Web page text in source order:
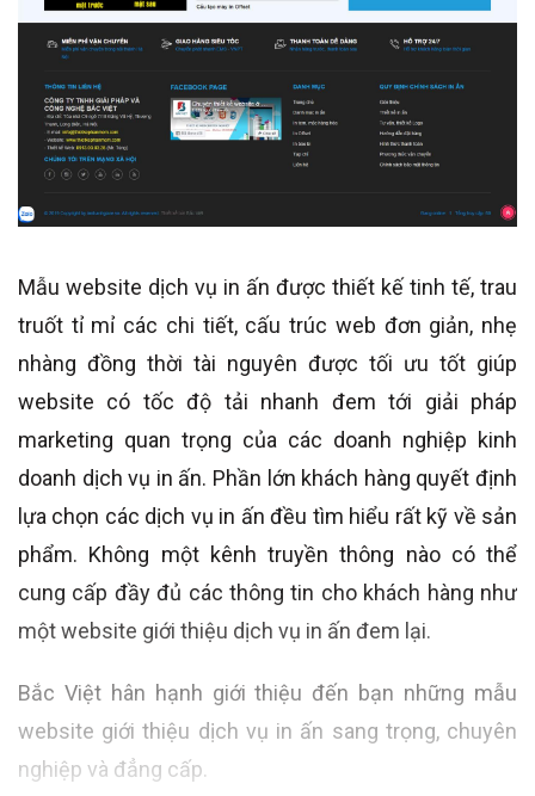
Mẫu website dịch vụ in ấn được thiết kế tinh tế, trau
truốt tỉ mỉ các chi tiết, cấu trúc web đơn giản, nhẹ
nhàng đồng thời tài nguyên được tối ưu tốt giúp
website có tốc độ tải nhanh đem tới giải pháp
marketing quan trọng của các doanh nghiệp kinh
doanh dịch vụ in ấn. Phần lớn khách hàng quyết định
lựa chọn các dịch vụ in ấn đều tìm hiểu rất kỹ về sản
phẩm. Không một kênh truyền thông nào có thể
cung cấp đầy đủ các thông tin cho khách hàng như
một website giới thiệu dịch vụ in ấn đem lại.
Bắc Việt hân hạnh giới thiệu đến bạn những mẫu
website giới thiệu dịch vụ in ấn sang trọng, chuyên
nghiệp và đẳng cấp.